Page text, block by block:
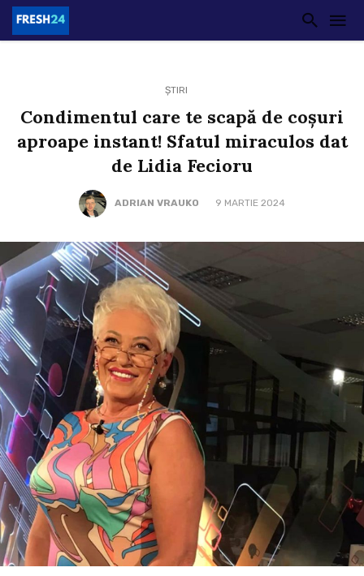
ȘTIRI
Condimentul care te scapă de coșuri
aproape instant! Sfatul miraculos dat
de Lidia Fecioru
ADRIAN VRAUKO 9 MARTIE 2024